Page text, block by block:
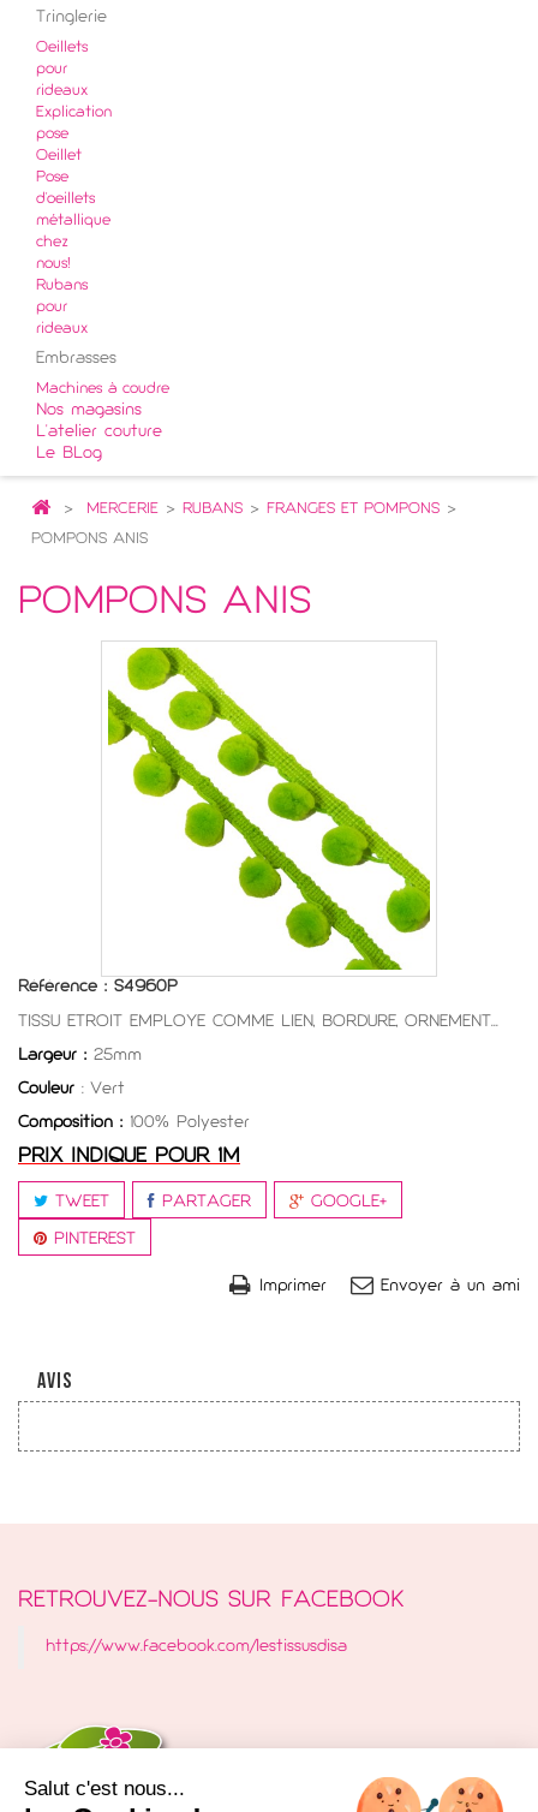
Tringlerie
Oeillets
pour
rideaux
Explication
pose
Oeillet
Pose
d'oeillets
métallique
chez
nous!
Rubans
pour
rideaux
Embrasses
Machines à coudre
Nos magasins
L'atelier couture
Le BLog
> MERCERIE > RUBANS > FRANGES ET POMPONS >
POMPONS ANIS
POMPONS ANIS
Référence : S4960P
TISSU ETROIT EMPLOYE COMME LIEN, BORDURE, ORNEMENT...
Largeur : 25mm
Couleur : Vert
Composition : 100% Polyester
PRIX INDIQUE POUR 1M
TWEET PARTAGER GOOGLE+
PINTEREST
Envoyer à un ami
Imprimer
AVIS
RETROUVEZ-NOUS SUR FACEBOOK
https://www.facebook.com/lestissusdisa
Salut c'est nous...